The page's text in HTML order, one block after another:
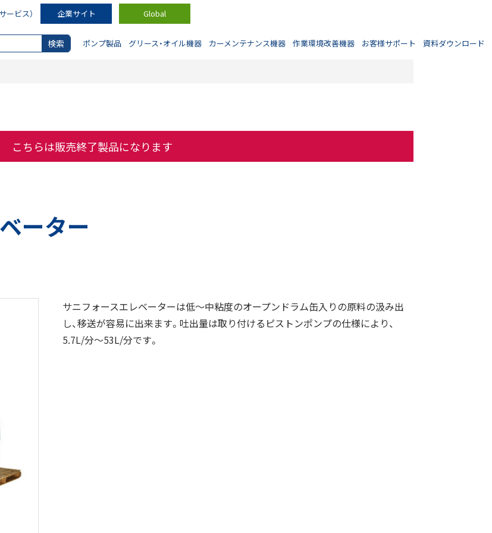
ービス） 企業サイト Global
ポンプ製品 グリース・オイル機器 カーメンテナンス機器 作業環境改善機器 お客様サポート 資料ダウンロード
こちらは販売終了製品になります
ーター
サニフォースエレベーターは低～中粘度のオープンドラム缶入りの原料の汲み出
し、移送が容易に出来ます。吐出量は取り付けるピストンポンプの仕様により、
5.7L/分～53L/分です。